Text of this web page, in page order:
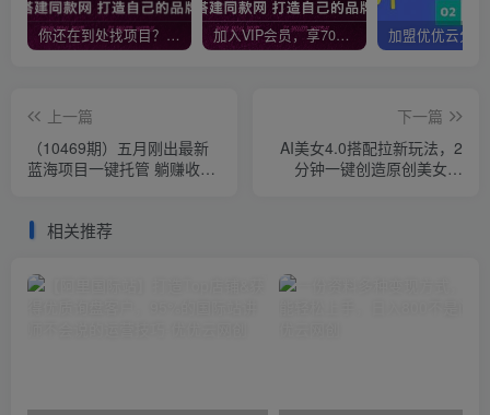
你还在到处找项目？还在当韭菜？我靠网创资源站一个月收入5万+，曾经我也是个失败者。 加入VIP会员，享70%的推广提成，免费学习多种网上创业课程，菜鸟秒变大神！
上一篇
（10469期）五月刚出最新
蓝海项目一键托管 躺赚收益
下一篇
AI美女4.0搭配拉新玩法，2
分钟一键创造原创美女视
相关推荐